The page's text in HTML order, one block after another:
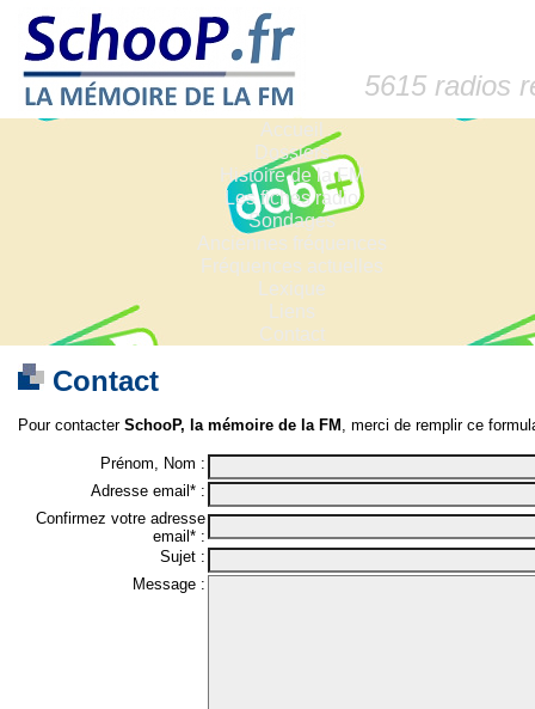
5615 radios
Accueil
Dossiers
Histoire de la FM
Les fiches radio
Sondages
Anciennes fréquences
Fréquences actuelles
Lexique
Liens
Contact
Contact
Pour contacter SchooP, la mémoire de la FM , merci de remplir ce
Prénom, Nom :
Adresse email* :
Confirmez votre adresse
email* :
Sujet :
Message :